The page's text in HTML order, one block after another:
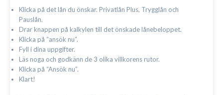
Klicka på det lån du önskar. Privatlån Plus, Trygglån och
Pauslån.
Drar knappen på kalkylen till det önskade lånebeloppet.
Klicka på “ansök nu”.
Fyll i dina uppgifter.
Läs noga och godkänn de 3 olika villkorens rutor.
Klicka på “Ansök nu”.
Klart!